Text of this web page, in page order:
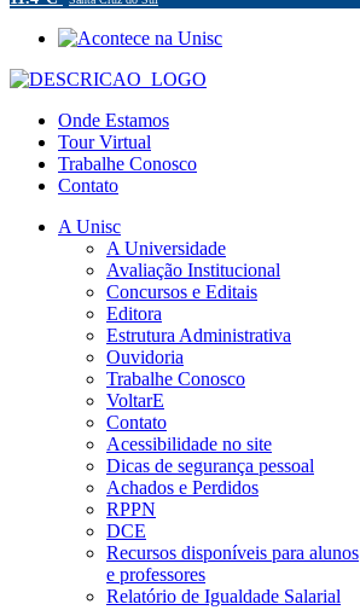
Onde Estamos
Tour Virtual
Trabalhe Conosco
Contato
A Unisc
A Universidade
Avaliação Institucional
Concursos e Editais
Editora
Estrutura Administrativa
Ouvidoria
Trabalhe Conosco
VoltarE
Contato
Acessibilidade no site
Dicas de segurança pessoal
Achados e Perdidos
RPPN
DCE
Recursos disponíveis para alunos
e professores
Relatório de Igualdade Salarial